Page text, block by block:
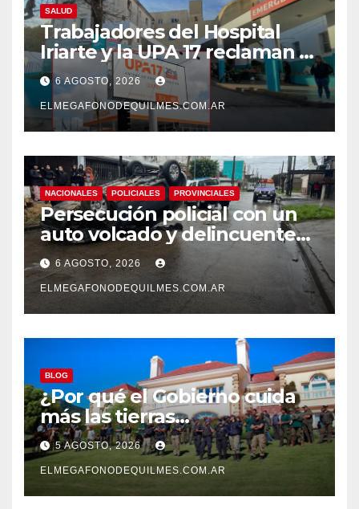
SALUD
Trabajadores del Hospital
Iriarte y la UPA 17 reclaman el
pase a planta de becarios y
mejoras laborales
6 AGOSTO, 2026
ELMEGAFONODEQUILMES.COM.AR
NACIONALES POLICIALES PROVINCIALES
Persecución policial con un
auto volcado y delincuentes
detenidos en San Francisco
Solano
6 AGOSTO, 2026
ELMEGAFONODEQUILMES.COM.AR
BLOG
¿Por qué el Gobierno cuida
más las tierras
extranjerizadas que el
patrimonio de todos los
argentinos?
5 AGOSTO, 2026
ELMEGAFONODEQUILMES.COM.AR